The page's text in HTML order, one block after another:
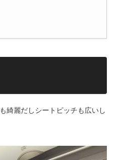
綺麗だしシートピッチも広いし